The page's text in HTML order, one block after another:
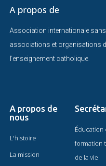
A propos de
Association internationale
associations et organisations
l’enseignement catholique.
A propos de
nous
L'histoire
La mission
Éducation
formation
de la vie